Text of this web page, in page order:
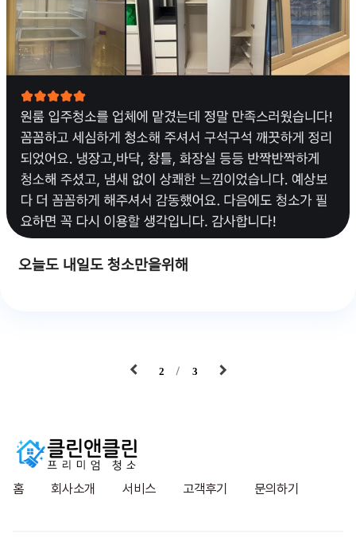
오늘도 내일도 청소만을위해
2 3
홈 회사소개 서비스 고객후기 문의하기